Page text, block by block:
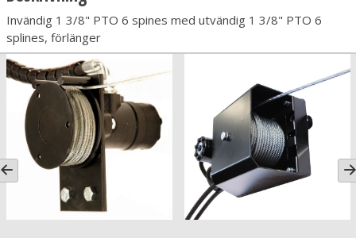
Invändig 1 3/8" PTO 6 spines med utvändig 1 3/8" PTO 6
splines, förlänger